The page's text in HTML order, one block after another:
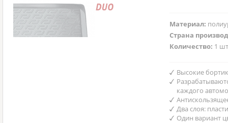
Материал:
Страна
Количество: 1
Высокие
каждого
Два слоя:
Один вариант